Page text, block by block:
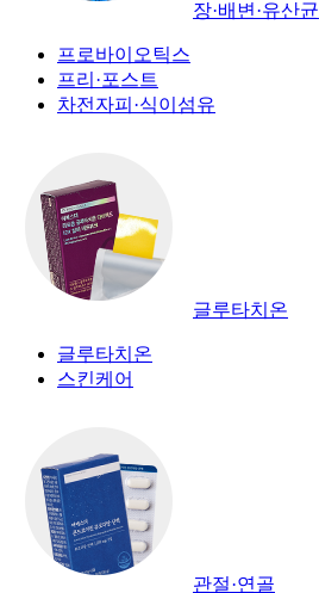
장·배변·유산균
프로바이오틱스
프리·포스트
차전자피·식이섬유
글루타치온
글루타치온
스킨케어
관절·연골